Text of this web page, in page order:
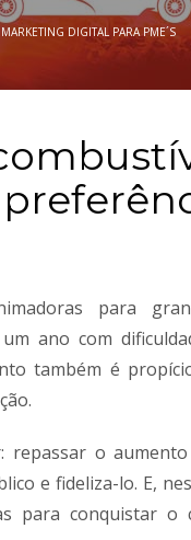
MARKETING DIGITAL PARA PME´S
para
ano com
também é
repassar o
e fideliza-lo. E,
para conquistar o